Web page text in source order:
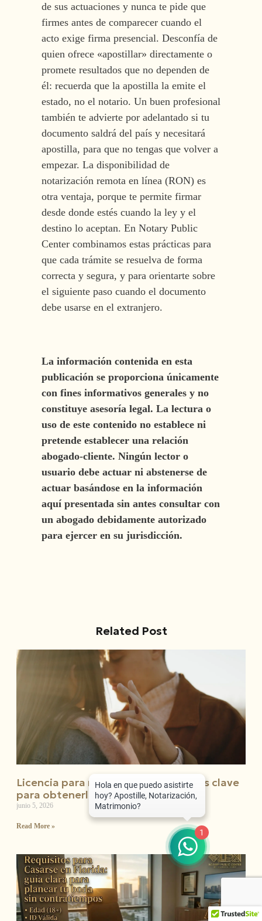
de sus actuaciones y nunca te pide que
firmes antes de comparecer cuando el
acto exige firma presencial. Desconfía de
quien ofrece «apostillar» directamente o
promete resultados que no dependen de
él: recuerda que la apostilla la emite el
estado, no el notario. Un buen profesional
también te advierte por adelantado si tu
documento saldrá del país y necesitará
apostilla, para que no tengas que volver a
empezar. La disponibilidad de
notarización remota en línea (RON) es
otra ventaja, porque te permite firmar
desde donde estés cuando la ley y el
destino lo aceptan. En Notary Public
Center combinamos estas prácticas para
que cada trámite se resuelva de forma
correcta y segura, y para orientarte sobre
el siguiente paso cuando el documento
debe usarse en el extranjero.
La información contenida en esta
publicación se proporciona únicamente
con fines informativos generales y no
constituye asesoría legal. La lectura o
uso de este contenido no establece ni
pretende establecer una relación
abogado-cliente. Ningún lector o
usuario debe actuar ni abstenerse de
actuar basándose en la información
aquí presentada sin antes consultar con
un abogado debidamente autorizado
para ejercer en su jurisdicción.
Related Post
Licencia para matrimonio: 7 consejos clave
para obtenerla sin errores
junio 5, 2026
Read More »
1